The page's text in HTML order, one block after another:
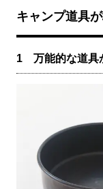
キャンプ道具
1 万能的な道具